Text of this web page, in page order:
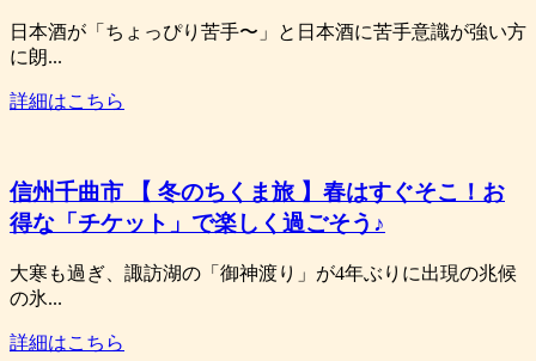
日本酒が「ちょっぴり苦手〜」と日本酒に苦手意識が強い方
に朗...
詳細はこちら
信州千曲市 【 冬のちくま旅 】春はすぐそこ！お
得な「チケット」で楽しく過ごそう♪
大寒も過ぎ、諏訪湖の「御神渡り」が4年ぶりに出現の兆候
の氷...
詳細はこちら